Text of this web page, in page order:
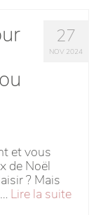
27
NOV 2024
et vous
de Noël
? Mais
Lire la suite